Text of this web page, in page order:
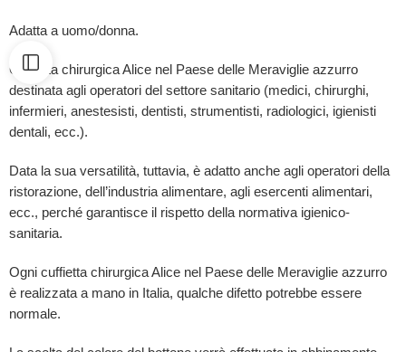
Adatta a uomo/donna.
Cuffietta chirurgica Alice nel Paese delle Meraviglie azzurro
destinata agli operatori del settore sanitario (medici, chirurghi,
infermieri, anestesisti, dentisti, strumentisti, radiologici, igienisti
dentali, ecc.).
Data la sua versatilità, tuttavia, è adatto anche agli operatori della
ristorazione, dell’industria alimentare, agli esercenti alimentari,
ecc., perché garantisce il rispetto della normativa igienico-
sanitaria.
Ogni cuffietta chirurgica Alice nel Paese delle Meraviglie azzurro
è realizzata a mano in Italia, qualche difetto potrebbe essere
normale.